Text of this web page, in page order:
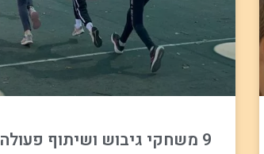
9 משחקי גיבוש ושיתוף פעולה